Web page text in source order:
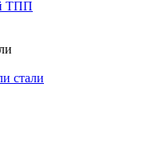
ТПП
стали